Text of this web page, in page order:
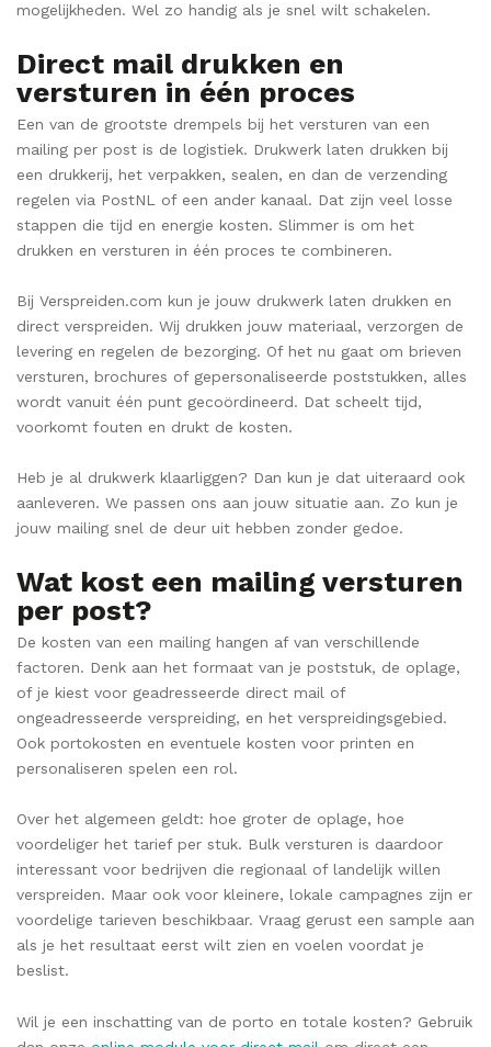
mogelijkheden. Wel zo handig als je snel wilt schakelen.
Direct mail drukken en
versturen in één proces
Een van de grootste drempels bij het versturen van een
mailing per post is de logistiek. Drukwerk laten drukken bij
een drukkerij, het verpakken, sealen, en dan de verzending
regelen via PostNL of een ander kanaal. Dat zijn veel losse
stappen die tijd en energie kosten. Slimmer is om het
drukken en versturen in één proces te combineren.
Bij Verspreiden.com kun je jouw drukwerk laten drukken en
direct verspreiden. Wij drukken jouw materiaal, verzorgen de
levering en regelen de bezorging. Of het nu gaat om brieven
versturen, brochures of gepersonaliseerde poststukken, alles
wordt vanuit één punt gecoördineerd. Dat scheelt tijd,
voorkomt fouten en drukt de kosten.
Heb je al drukwerk klaarliggen? Dan kun je dat uiteraard ook
aanleveren. We passen ons aan jouw situatie aan. Zo kun je
jouw mailing snel de deur uit hebben zonder gedoe.
Wat kost een mailing versturen
per post?
De kosten van een mailing hangen af van verschillende
factoren. Denk aan het formaat van je poststuk, de oplage,
of je kiest voor geadresseerde direct mail of
ongeadresseerde verspreiding, en het verspreidingsgebied.
Ook portokosten en eventuele kosten voor printen en
personaliseren spelen een rol.
Over het algemeen geldt: hoe groter de oplage, hoe
voordeliger het tarief per stuk. Bulk versturen is daardoor
interessant voor bedrijven die regionaal of landelijk willen
verspreiden. Maar ook voor kleinere, lokale campagnes zijn er
voordelige tarieven beschikbaar. Vraag gerust een sample aan
als je het resultaat eerst wilt zien en voelen voordat je
beslist.
Wil je een inschatting van de porto en totale kosten? Gebruik